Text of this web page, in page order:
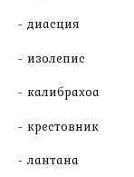
диасция
изолепис
калибрахоа
крестовник
лантана